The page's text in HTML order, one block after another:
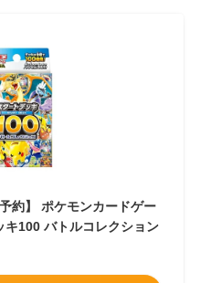
約】 ポケモンカードゲー
キ100 バトルコレクション